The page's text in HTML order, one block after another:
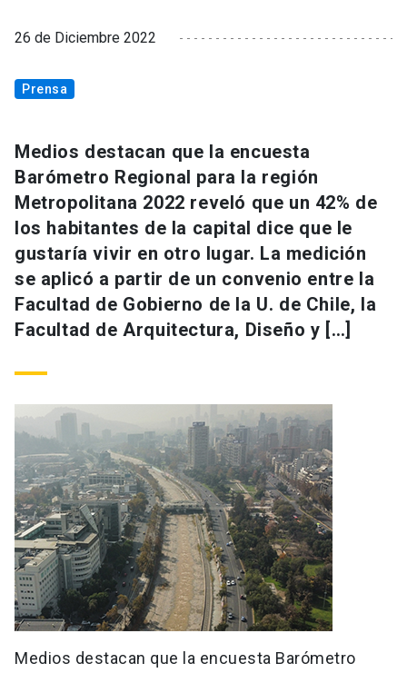
26 de Diciembre 2022
Prensa
Medios destacan que la encuesta
Barómetro Regional para la región
Metropolitana 2022 reveló que un 42% de
los habitantes de la capital dice que le
gustaría vivir en otro lugar. La medición
se aplicó a partir de un convenio entre la
Facultad de Gobierno de la U. de Chile, la
Facultad de Arquitectura, Diseño y […]
Medios destacan que la encuesta Barómetro